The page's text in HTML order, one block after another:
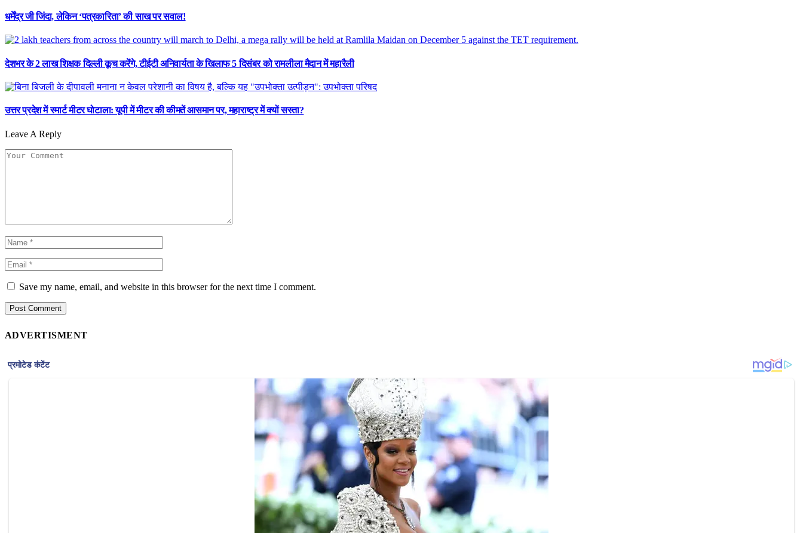
धर्मेंद्र जी जिंदा, लेकिन ‘पत्रकारिता’ की साख पर सवाल!
देशभर के 2 लाख शिक्षक दिल्ली कूच करेंगे, टीईटी अनिवार्यता के खिलाफ 5 दिसंबर को रामलीला मैदान में महारैली
उत्तर प्रदेश में स्मार्ट मीटर घोटाला: यूपी में मीटर की कीमतें आसमान पर, महाराष्ट्र में क्यों सस्ता?
Leave A Reply
Save my name, email, and website in this browser for the next time I comment.
ADVERTISMENT